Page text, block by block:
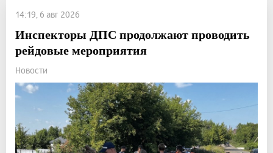
14:19, 6 авг 2026
Инспекторы ДПС продолжают проводить
рейдовые мероприятия
Новости